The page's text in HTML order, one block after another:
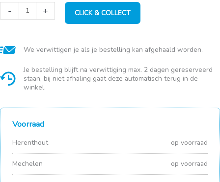
-
HumuForte
potgrond
40L
+ CLICK & COLLECT
We verwittigen je als je bestelling kan afgehaald worden.
Je bestelling blijft na verwittiging max. 2 dagen gereserveerd
staan, bij niet afhaling gaat deze automatisch terug in de
winkel.
Voorraad
Herenthout op voorraad
Mechelen op voorraad